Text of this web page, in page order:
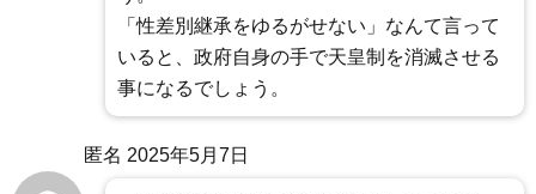
「性差別継承をゆるがせない」なんて言って
いると、政府自身の手で天皇制を消滅させる
事になるでしょう。
匿名 2025年5月7日